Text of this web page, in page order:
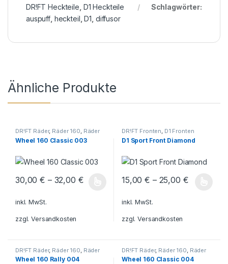
DR!FT Heckteile D1 Heckteile
Schlagwörter:
auspuff heckteil ,D1 diffusor
Ähnliche Produkte
DR!FT Räder, Räder 160, Räder
Classic Line
Wheel 160 Classic 003
30,00€ – 32,00 €
Dieses Produkt weist mehrere Varianten auf. Die Optionen
inkl. MwSt.
zzgl.Versandkosten
DR!FT Fronten, D1 Fronten
D1 Sport Front Diamond
15,00€ – 25,00 €
Dieses Produkt weist mehrere
inkl. MwSt.
zzgl.Versandkosten
DR!FT Räder, Räder 160 Räder
Rally
Wheel 160 Rally 004
DR!FT Räder, Räder 160 Räder
Classic Line
Wheel 160 Classic 004